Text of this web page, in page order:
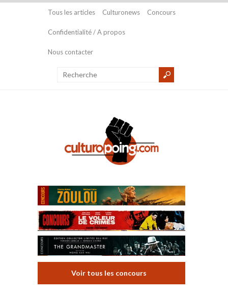
Tous les articles Culturonews Concours
Confidentialité / A propos
Nous contacter
Voir tous les concours